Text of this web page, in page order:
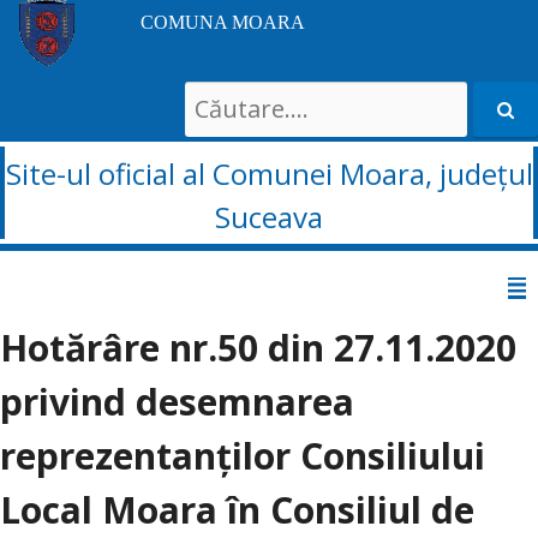
COMUNA MOARA
Search
for:
Site-ul oficial al Comunei Moara, județul
Suceava
conținut
Hotărâre nr.50 din 27.11.2020
privind desemnarea
reprezentanților Consiliului
Local Moara în Consiliul de